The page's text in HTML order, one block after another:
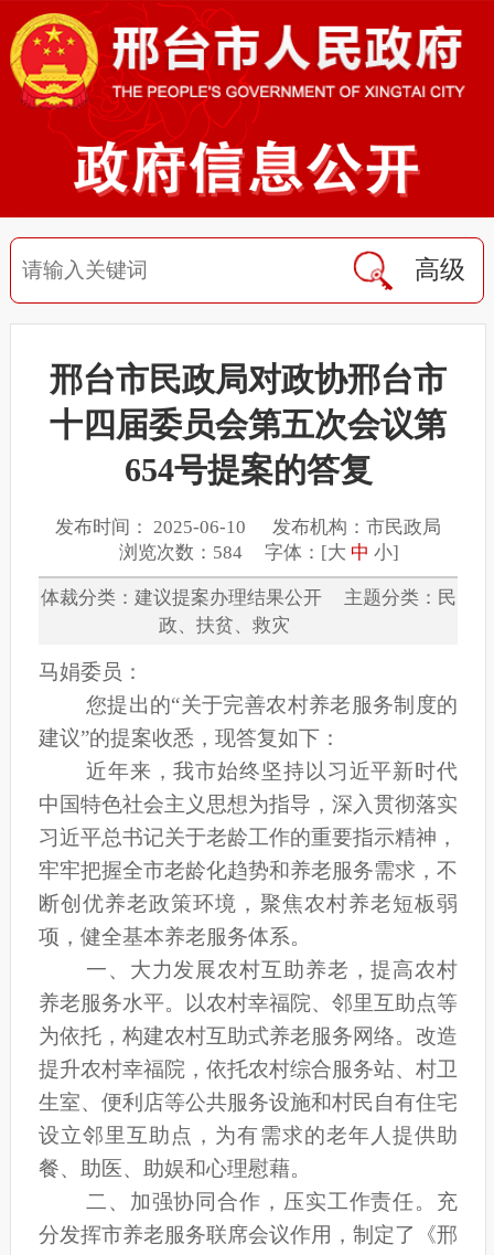
高级
邢台市民政局对政协邢台市
十四届委员会第五次会议第
654号提案的答复
发布时间： 2025-06-10 发布机构：市民政局
浏览次数：584 字体：[大 中 小]
体裁分类：建议提案办理结果公开 主题分类：民
政、扶贫、救灾
马娟委员：
您提出的“关于完善农村养老服务制度的
建议”的提案收悉，现答复如下：
近年来，我市始终坚持以习近平新时代
中国特色社会主义思想为指导，深入贯彻落实
习近平总书记关于老龄工作的重要指示精神，
牢牢把握全市老龄化趋势和养老服务需求，不
断创优养老政策环境，聚焦农村养老短板弱
项，健全基本养老服务体系。
一、大力发展农村互助养老，提高农村
养老服务水平。
以农村幸福院、邻里互助点等
为依托，构建农村互助式养老服务网络。改造
提升农村幸福院，依托农村综合服务站、村卫
生室、便利店等公共服务设施和村民自有住宅
设立邻里互助点，为有需求的老年人提供助
餐、助医、助娱和心理慰藉。
二、加强协同合作，压实工作责任。 充
分发挥市养老服务联席会议作用，制定了《邢